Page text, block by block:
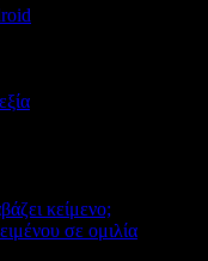
κείμενο;
σε ομιλία